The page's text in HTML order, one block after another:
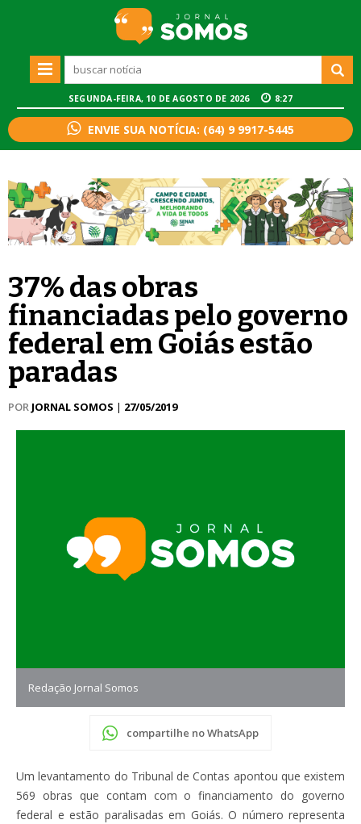
SEGUNDA-FEIRA, 10 DE AGOSTO DE 2026 8:27
ENVIE SUA NOTÍCIA: (64) 9 9917-5445
37% das obras
financiadas pelo governo
federal em Goiás estão
paradas
POR JORNAL SOMOS | 27/05/2019
Redação Jornal Somos
compartilhe no WhatsApp
Um levantamento do Tribunal de Contas apontou que existem
569 obras que contam com o financiamento do governo
federal e estão paralisadas em Goiás. O número representa